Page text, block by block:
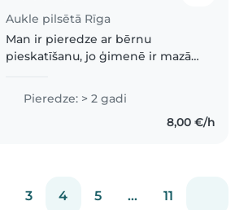
Aukle pilsētā Rīga
Man ir pieredze ar bērnu
pieskatīšanu, jo ģimenē ir mazā
bērni vecumā no 3-7 gadi
Pieredze: > 2 gadi
8,00 €/h
3 4 5 ... 11